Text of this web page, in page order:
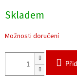
cena:
Skladem
Možnosti doručení